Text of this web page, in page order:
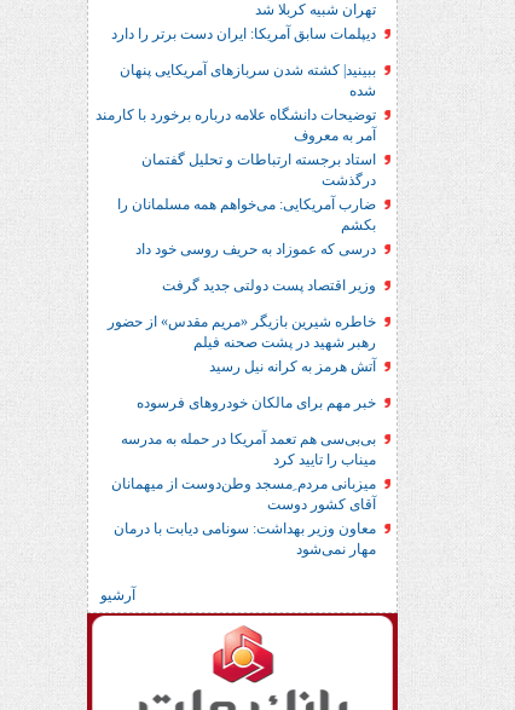
تهران‌ شبیه کربلا شد
دیپلمات سابق آمریکا: ایران دست برتر را دارد
ببینید| کشته شدن سربازهای آمریکایی پنهان
شده
توضیحات دانشگاه علامه درباره برخورد با کارمند
آمر به معروف
استاد برجسته ارتباطات و تحلیل گفتمان
درگذشت
ضارب آمریکایی: می‌خواهم همه مسلمانان را
بکشم
درسی که عموزاد به حریف روسی خود داد
وزیر اقتصاد پست دولتی جدید گرفت
خاطره شیرین بازیگر «مریم مقدس» از حضور
رهبر شهید در پشت صحنه فیلم
آتش هرمز به کرانه نیل رسید
خبر مهم برای مالکان خودروهای فرسوده
بی‌بی‌سی هم تعمد آمریکا در حمله به مدرسه
میناب را تایید کرد
میزبانی مردم ِمسجد وطن‌دوست از میهمانان
آقای کشور دوست
معاون وزیر بهداشت: سونامی دیابت با درمان
مهار نمی‌شود
آرشیو